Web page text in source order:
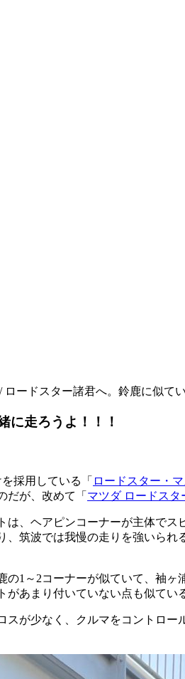
/ ロードスター諸君へ。鈴鹿に似て
に走ろうよ！！！
採用している「 ロードスター・
だが、改めて「 マツダ ロードスタ
、ヘアピンコーナーが主体で
筑波では我慢の走りを強いら
1～2コーナーが似ていて、袖
あまり付いていない点も似てい
が少なく、クルマをコントロ